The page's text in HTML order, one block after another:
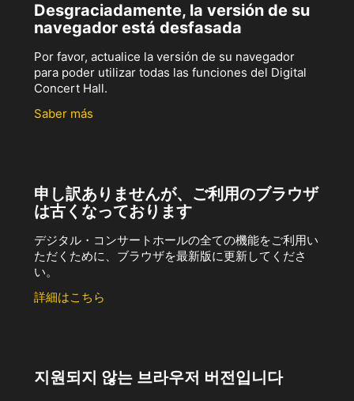
Desgraciadamente, la versión de su
navegador está desfasada
Por favor, actualice la versión de su navegador
para poder utilizar todas las funciones del Digital
Concert Hall.
Saber más
申し訳ありませんが、ご利用のブラウザ
は古くなっております
デジタル・コンサートホールの全ての機能をご利用い
ただくために、ブラウザを最新版に更新してくださ
い。
詳細はこちら
지원되지 않는 브라우저 버전입니다